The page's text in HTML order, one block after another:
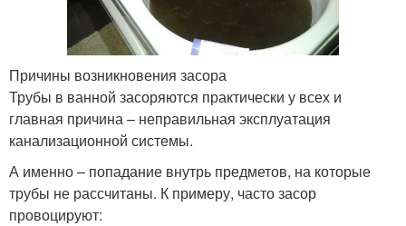
Причины возникновения засора
Трубы в ванной засоряются практически у всех и
главная причина – неправильная эксплуатация
канализационной системы.
А именно – попадание внутрь предметов, на которые
трубы не рассчитаны. К примеру, часто засор
провоцируют: